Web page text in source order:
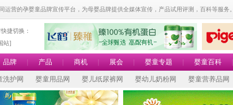
营的孕婴童品牌宣传平台，为母婴品牌提供全媒体宣传，产品试用评测，百科等服务。
捷切换：
站]
品牌 | 产品 | 商机 | 展会 | 婴童专题 | 婴童百科 |
洗护网 婴童用品网 婴儿纸尿裤网 婴幼儿奶粉网 婴童营养品网